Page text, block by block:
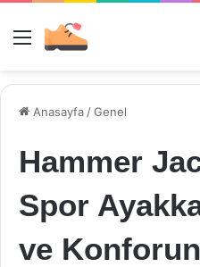
Menü
Anasayfa /Genel
Hammer
Spor
ve